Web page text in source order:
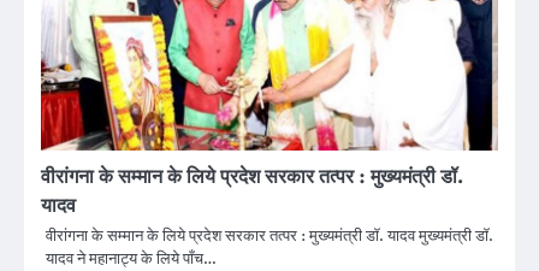
वीरांगना के सम्मान के लिये प्रदेश सरकार तत्पर : मुख्यमंत्री डॉ.
यादव
वीरांगना के सम्मान के लिये प्रदेश सरकार तत्पर : मुख्यमंत्री डॉ. यादव मुख्यमंत्री डॉ.
यादव ने महानाट्य के लिये पाँच…